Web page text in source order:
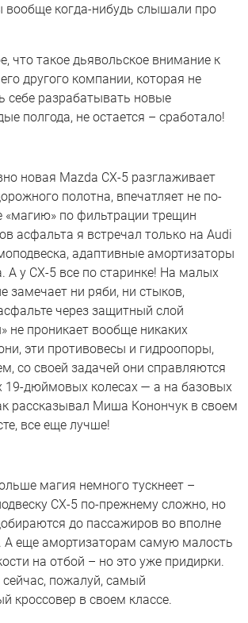
вообще когда-нибудь слышали про
что такое дьявольское внимание к
другого компании, которая не
себе разрабатывать новые
полгода, не остается – сработало!
новая Mazda CX-5 разглаживает
полотна, впечатляет не по-
«магию» по фильтрации трещин
асфальта я встречал только на Audi
адаптивные амортизаторы
А у CX-5 все по старинке! На малых
замечает ни ряби, ни стыков,
через защитный слой
не проникает вообще никаких
эти противовесы и гидроопоры,
со своей задачей они справляются
19-дюймовых колесах — а на базовых
рассказывал Миша Конончук в своем
все еще лучше!
магия немного тускнеет –
CX-5 по-прежнему сложно, но
до пассажиров во вполне
А еще амортизаторам самую малость
на отбой – но это уже придирки.
пожалуй, самый
кроссовер в своем классе.